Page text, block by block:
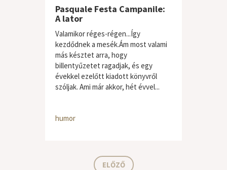
Pasquale Festa Campanile:
A lator
Valamikor réges-régen...Így
kezdődnek a mesék.Ám most valami
más késztet arra, hogy
billentyűzetet ragadjak, és egy
évekkel ezelőtt kiadott könyvről
szóljak. Ami már akkor, hét évvel...
humor
ELŐZŐ